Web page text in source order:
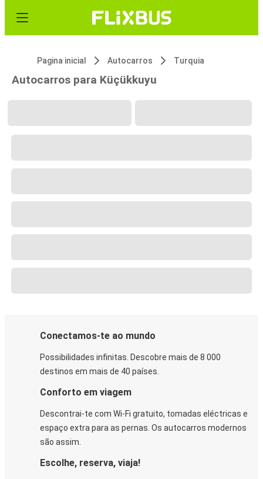
Pagina inicial Autocarros Turquia
Autocarros para Küçükkuyu
Conectamos-te ao mundo
Possibilidades infinitas. Descobre mais de 8 000
destinos em mais de 40 países.
Conforto em viagem
Descontrai-te com Wi-Fi gratuito, tomadas eléctricas e
espaço extra para as pernas. Os autocarros modernos
são assim.
Escolhe, reserva, viaja!